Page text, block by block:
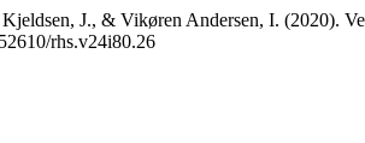
J., & Vikøren Andersen, I. (2020).
rhs.v24i80.26